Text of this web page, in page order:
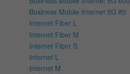
Business Mobile Internet 5G 80
Internet Fiber L
Internet Fiber M
Internet Fiber S
Internet L
Internet M